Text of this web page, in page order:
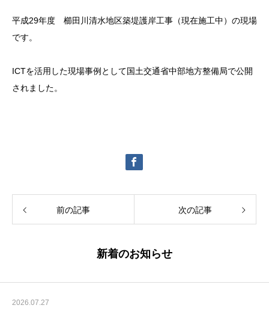
平成29年度 櫛田川清水地区築堤護岸工事（現在施工中）の現場
です。
ICTを活用した現場事例として国土交通省中部地方整備局で公開
されました。
前の記事 次の記事
新着のお知らせ
2026.07.27